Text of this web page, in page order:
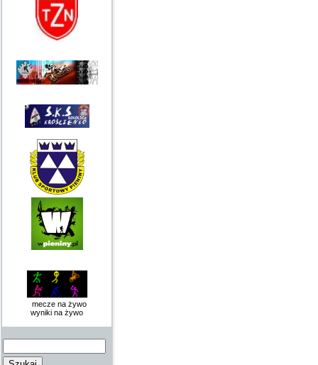
mecze na żywo
wyniki na żywo